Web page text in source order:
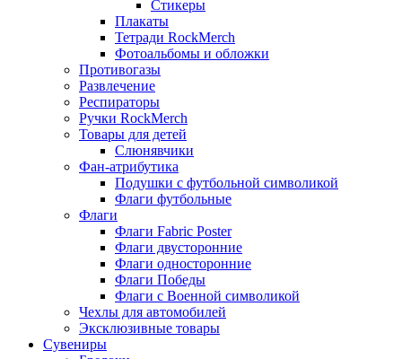
Стикеры
Плакаты
Тетради RockMerch
Фотоальбомы и обложки
Противогазы
Развлечение
Респираторы
Ручки RockMerch
Товары для детей
Слюнявчики
Фан-атрибутика
Подушки с футбольной символикой
Флаги футбольные
Флаги
Флаги Fabric Poster
Флаги двусторонние
Флаги односторонние
Флаги Победы
Флаги с Военной символикой
Чехлы для автомобилей
Эксклюзивные товары
Сувениры